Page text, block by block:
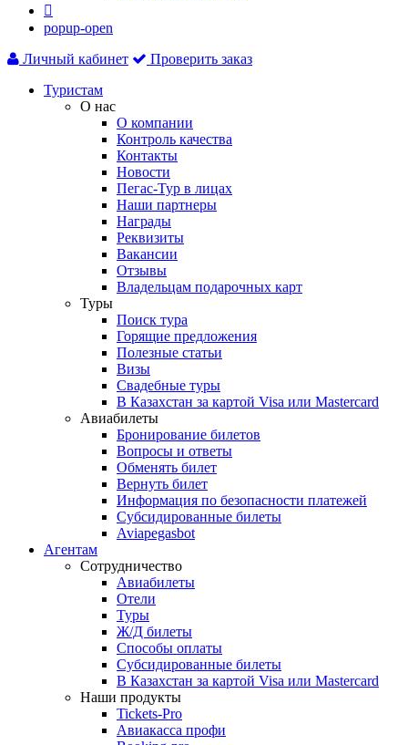

popup-open
Личный кабинет
Проверить заказ
Туристам
О нас
О компании
Контроль качества
Контакты
Новости
Пегас-Тур в лицах
Наши партнеры
Награды
Реквизиты
Вакансии
Отзывы
Владельцам подарочных карт
Туры
Поиск тура
Горящие предложения
Полезные статьи
Визы
Свадебные туры
В Казахстан за картой Visa или Masterсard
Авиабилеты
Бронирование билетов
Вопросы и ответы
Обменять билет
Вернуть билет
Информация по безопасности платежей
Субсидированные билеты
Aviapegasbot
Агентам
Сотрудничество
Авиабилеты
Отели
Туры
Ж/Д билеты
Способы оплаты
Субсидированные билеты
В Казахстан за картой Visa или Masterсard
Наши продукты
Tickets-Pro
Авиакасса профи